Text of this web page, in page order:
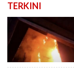
TERKINI